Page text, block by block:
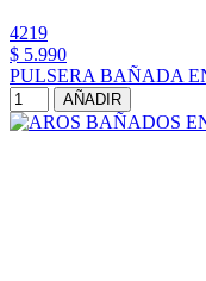
4219
$ 5.990
PULSERA BAÑADA
AÑADIR